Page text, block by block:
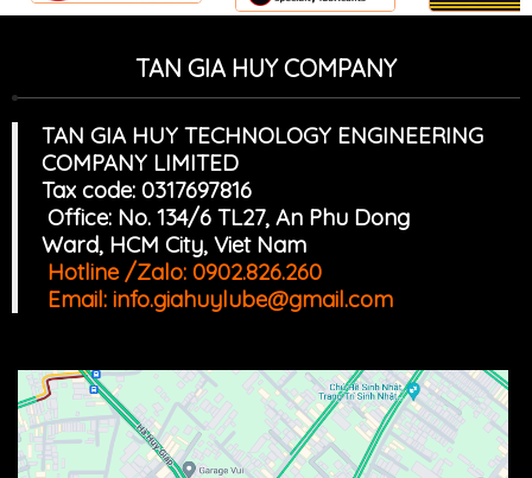
TAN GIA HUY COMPANY
TAN GIA HUY TECHNOLOGY ENGINEERING
COMPANY LIMITED
Tax code: 0317697816
Office: No. 134/6 TL27, An Phu Dong
Ward, HCM City, Viet Nam
Hotline /Zalo: 0902.826.260
Email: info.giahuylube@gmail.com